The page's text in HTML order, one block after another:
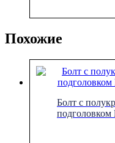
Похожие
Болт с